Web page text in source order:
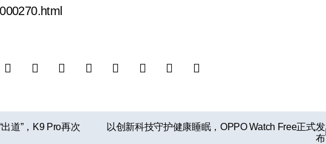
道”，K9 Pro再次
以创新科技守护健康睡眠，OPPO Watch Free正式发
布